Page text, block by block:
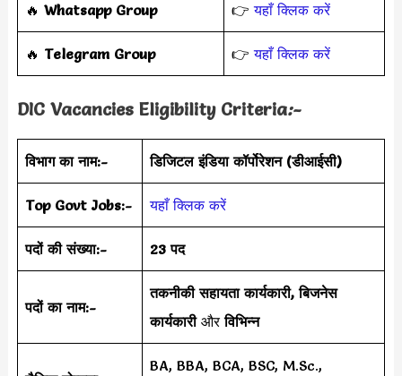
‎️‍🔥 Whatsapp Group 👉यहाँ क्लिक करें
‎️‍🔥 Telegram Group 👉यहाँ क्लिक करें
DIC Vacancies Eligibility Criteria:-
विभाग का नाम:- डिजिटल इंडिया कॉर्पोरेशन (डीआईसी)
Top Govt Jobs:- यहाँ क्लिक करें
पदों की संख्या:- 23 पद
पदों का नाम:-
तकनीकी सहायता कार्यकारी, बिजनेस
कार्यकारी औरविभिन्न
BA, BBA, BCA, BSC, M.Sc.,